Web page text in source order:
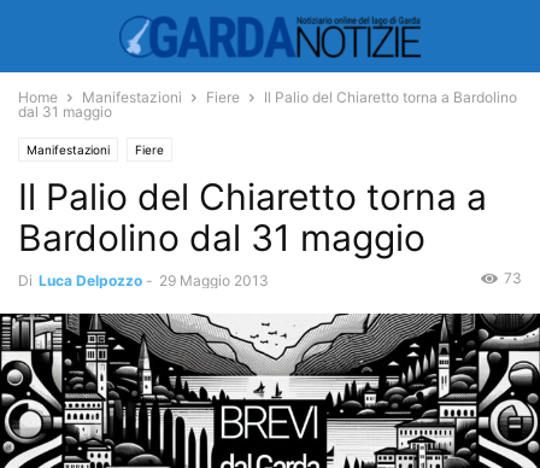
Home Manifestazioni Fiere
Il Palio del Chiaretto torna a Bardolino
dal 31 maggio
Manifestazioni Fiere
Il Palio del Chiaretto torna a
Bardolino dal 31 maggio
Di Luca Delpozzo - 29 Maggio 2013 73